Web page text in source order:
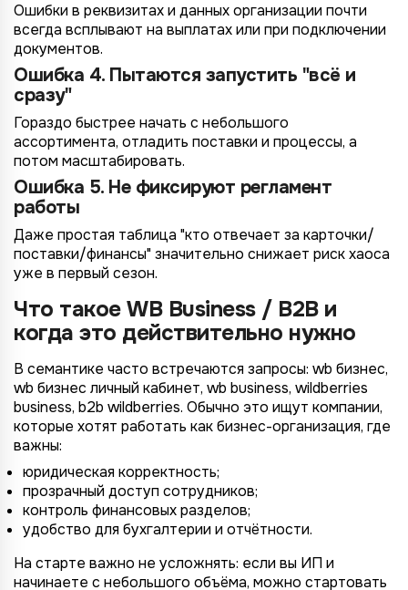
Ошибки в реквизитах и данных организации почти
всегда всплывают на выплатах или при подключении
документов.
Ошибка 4. Пытаются запустить "всё и
сразу"
Гораздо быстрее начать с небольшого
ассортимента, отладить поставки и процессы, а
потом масштабировать.
Ошибка 5. Не фиксируют регламент
работы
Даже простая таблица "кто отвечает за карточки/
поставки/финансы" значительно снижает риск хаоса
уже в первый сезон.
Что такое WB Business / B2B и
когда это действительно нужно
В семантике часто встречаются запросы: wb бизнес,
wb бизнес личный кабинет, wb business, wildberries
business, b2b wildberries. Обычно это ищут компании,
которые хотят работать как бизнес-организация, где
важны:
юридическая корректность;
прозрачный доступ сотрудников;
контроль финансовых разделов;
удобство для бухгалтерии и отчётности.
На старте важно не усложнять: если вы ИП и
начинаете с небольшого объёма, можно стартовать